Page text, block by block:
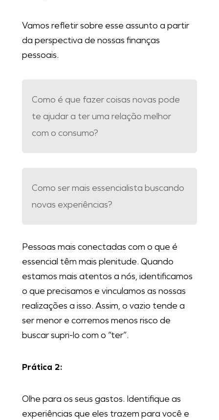
Vamos refletir sobre esse assunto a partir
da perspectiva de nossas finanças
pessoais.
Como é que fazer coisas novas pode
te ajudar a ter uma relação melhor
com o consumo?
Como ser mais essencialista buscando
novas experiências?
Pessoas mais conectadas com o que é
essencial têm mais plenitude. Quando
estamos mais atentos a nós, identificamos
o que precisamos e vinculamos as nossas
realizações a isso. Assim, o vazio tende a
ser menor e corremos menos risco de
buscar supri-lo com o “ter”.
Prática 2:
Olhe para os seus gastos. Identifique as
experiências que eles trazem para você e